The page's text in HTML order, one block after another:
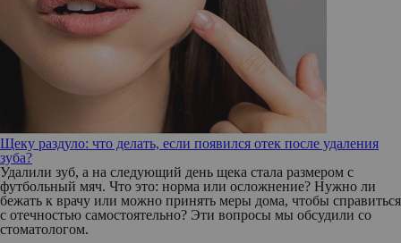
Щеку раздуло: что делать, если появился отек после удаления
зуба?
Удалили зуб, а на следующий день щека стала размером с
футбольный мяч. Что это: норма или осложнение? Нужно ли
бежать к врачу или можно принять меры дома, чтобы справиться
с отечностью самостоятельно? Эти вопросы мы обсудили со
стоматологом.